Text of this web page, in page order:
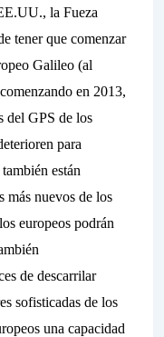
la Fueza
tener que comenzar
Galileo (al
en 2013,
del GPS de los
para
están
más nuevos de los
europeos podrán
de descarrilar
sofisticadas de los
una capacidad